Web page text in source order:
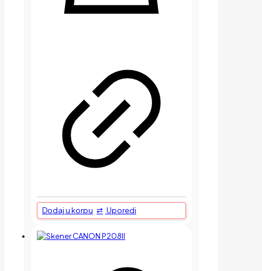
Dodaj u korpu Uporedi